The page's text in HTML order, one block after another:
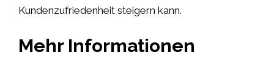
Kundenzufriedenheit steigern kann.
Mehr Informationen